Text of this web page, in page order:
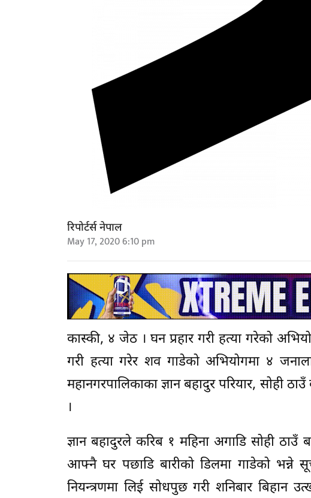
रिपोर्टर्स नेपाल
May 17, 2020 6:10 pm
कास्की, ४ जेठ । घन प्रहार गरी हत्या गरेको
गरी हत्या गरेर शव गाडेको अभियोगमा ४
महानगरपालिकाका ज्ञान बहादुर परियार, सोही
।
ज्ञान बहादुरले करिब १ महिना अगाडि सोही ठाउँ
आफ्नै घर पछाडि बारीको डिलमा गाडेको भन्ने
नियन्त्रणमा लिई सोधपुछ गरी शनिबार बिहान